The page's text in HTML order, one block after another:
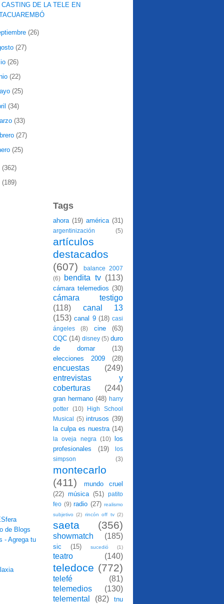
CASTING DE LA TELE EN
(26)
(27)
(26)
(22)
(25)
(34)
(33)
(27)
(25)
(362)
(189)
Tags
ahora (19) américa (31)
argentinización (5)
artículos
destacados
(607)
balance 2007
(6)
bendita tv (113)
cámara telemedios (30)
cámara testigo
(118)
canal 13
(153) canal 9 (18) casi
ángeles
(8) cine
(63)
CQC (14) disney (5) duro
de domar
(13)
elecciones 2009
(28)
encuestas
(249)
entrevistas y
coberturas
(244)
gran hermano (48) harry
potter
(10)
High School
Musical
(5) intrusos (39)
la culpa es nuestra (14)
la oveja negra (10)
los
profesionales
(19)
los
simpson
(3)
montecarlo
(411)
mundo cruel
(22) música (51)
patito
feo (9) radio (27) realismo
subjetivo (2) rincón off tv (2)
saeta (356)
showmatch (185)
sic (15) sucedió (1)
teatro (140)
teledoce (772)
telefé
(81)
telemedios
(130)
telemental
(82) tnu